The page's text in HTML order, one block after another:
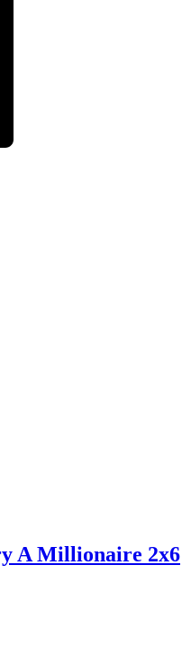
A Millionaire 2x6